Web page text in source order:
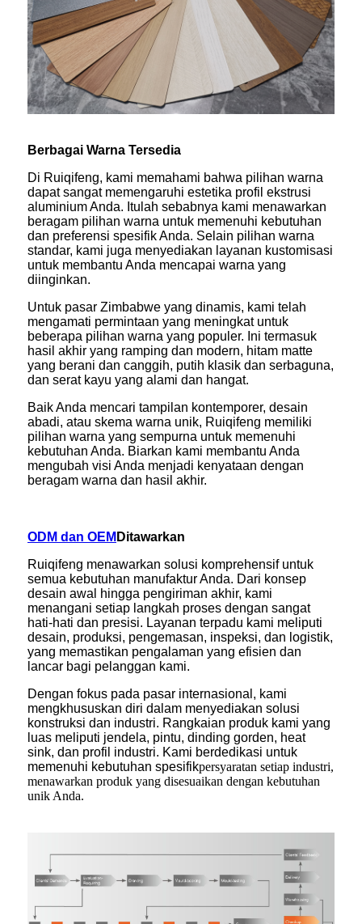
Berbagai Warna Tersedia
Di Ruiqifeng, kami memahami bahwa pilihan warna
dapat sangat memengaruhi estetika profil ekstrusi
aluminium Anda. Itulah sebabnya kami menawarkan
beragam pilihan warna untuk memenuhi kebutuhan
dan preferensi spesifik Anda. Selain pilihan warna
standar, kami juga menyediakan layanan kustomisasi
untuk membantu Anda mencapai warna yang
diinginkan.
Untuk pasar Zimbabwe yang dinamis, kami telah
mengamati permintaan yang meningkat untuk
beberapa pilihan warna yang populer. Ini termasuk
hasil akhir yang ramping dan modern, hitam matte
yang berani dan canggih, putih klasik dan serbaguna,
dan serat kayu yang alami dan hangat.
Baik Anda mencari tampilan kontemporer, desain
abadi, atau skema warna unik, Ruiqifeng memiliki
pilihan warna yang sempurna untuk memenuhi
kebutuhan Anda. Biarkan kami membantu Anda
mengubah visi Anda menjadi kenyataan dengan
beragam warna dan hasil akhir.
ODM dan OEM Ditawarkan
Ruiqifeng menawarkan solusi komprehensif untuk
semua kebutuhan manufaktur Anda. Dari konsep
desain awal hingga pengiriman akhir, kami
menangani setiap langkah proses dengan sangat
hati-hati dan presisi. Layanan terpadu kami meliputi
desain, produksi, pengemasan, inspeksi, dan logistik,
yang memastikan pengalaman yang efisien dan
lancar bagi pelanggan kami.
Dengan fokus pada pasar internasional, kami
mengkhususkan diri dalam menyediakan solusi
konstruksi dan industri. Rangkaian produk kami yang
luas meliputi jendela, pintu, dinding gorden, heat
sink, dan profil industri. Kami berdedikasi untuk
memenuhi kebutuhan spesifikpersyaratan setiap industri,
menawarkan produk yang disesuaikan dengan kebutuhan
unik Anda.